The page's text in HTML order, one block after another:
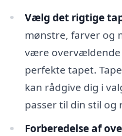
Vælg det rigtige
mønstre, farver og
være
perfekte tapet.
kan rådgive dig i
passer til din stil
Forberedelse af